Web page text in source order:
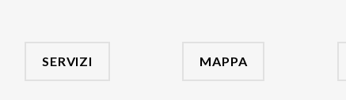
SERVIZI MAPPA